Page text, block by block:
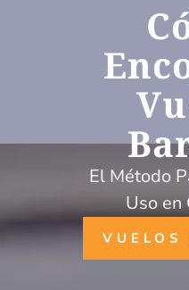
El Método
Uso en
VUELOS